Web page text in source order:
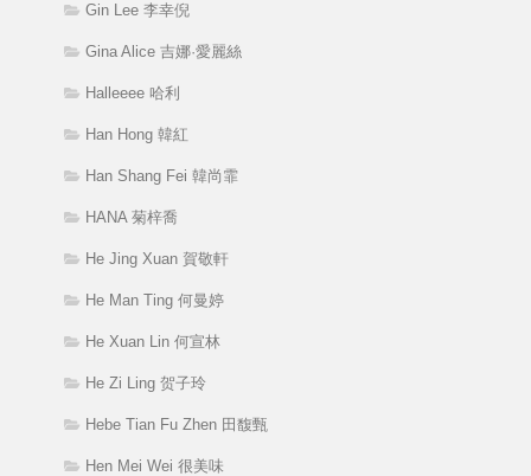
Gin Lee 李幸倪
Gina Alice 吉娜·愛麗絲
Halleeee 哈利
Han Hong 韓紅
Han Shang Fei 韓尚霏
HANA 菊梓喬
He Jing Xuan 賀敬軒
He Man Ting 何曼婷
He Xuan Lin 何宣林
He Zi Ling 贺子玲
Hebe Tian Fu Zhen 田馥甄
Hen Mei Wei 很美味